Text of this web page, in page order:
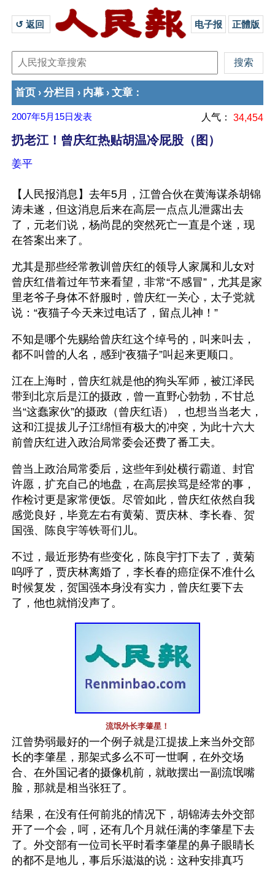
↺ 返回 电子报 正體版
首页 › 分栏目 › 内幕 › 文章 ：
2007年5月15日 发表 人气： 34,454
扔老江！曾庆红热贴胡温冷屁股（图）
姜平
【人民报消息】去年5月，江曾合伙在黄海谋杀胡锦
涛未遂，但这消息后来在高层一点点儿泄露出去
了，元老们说，杨尚昆的突然死亡一直是个迷，现
在答案出来了。
尤其是那些经常教训曾庆红的领导人家属和儿女对
曾庆红借着过年节来看望，非常“不感冒”，尤其是家
里老爷子身体不舒服时，曾庆红一关心，太子党就
说：“夜猫子今天来过电话了，留点儿神！”
不知是哪个先赐给曾庆红这个绰号的，叫来叫去，
都不叫曾的人名，感到“夜猫子”叫起来更顺口。
江在上海时，曾庆红就是他的狗头军师，被江泽民
带到北京后是江的摄政，曾一直野心勃勃，不甘总
当“这蠢家伙”的摄政（曾庆红语），也想当当老大，
这和江提拔儿子江绵恒有极大的冲突，为此十六大
前曾庆红进入政治局常委会还费了番工夫。
曾当上政治局常委后，这些年到处横行霸道、封官
许愿，扩充自己的地盘，在高层挨骂是经常的事，
作检讨更是家常便饭。尽管如此，曾庆红依然自我
感觉良好，毕竟左右有黄菊、贾庆林、李长春、贺
国强、陈良宇等铁哥们儿。
不过，最近形势有些变化，陈良宇打下去了，黄菊
呜呼了，贾庆林离婚了，李长春的癌症保不准什么
时候复发，贺国强本身没有实力，曾庆红要下去
了，他也就悄没声了。
流氓外长李肇星！
江曾势弱最好的一个例子就是江提拔上来当外交部
长的李肇星，那架式多么不可一世啊，在外交场
合、在外国记者的摄像机前，就敢摆出一副流氓嘴
脸，那就是相当张狂了。
结果，在没有任何前兆的情况下，胡锦涛去外交部
开了一个会，呵，还有几个月就任满的李肇星下去
了。外交部有一位司长平时看李肇星的鼻子眼睛长
的都不是地儿，事后乐滋滋的说：这种安排真巧